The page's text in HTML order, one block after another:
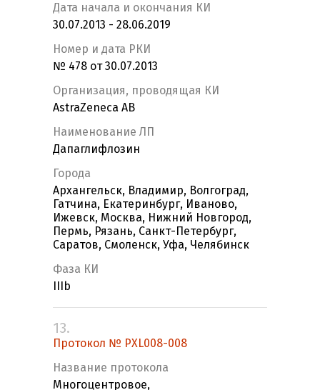
Дата начала и окончания КИ
30.07.2013 - 28.06.2019
Номер и дата РКИ
№ 478 от 30.07.2013
Организация, проводящая КИ
AstraZeneca AB
Наименование ЛП
Дапаглифлозин
Города
Архангельск, Владимир, Волгоград,
Гатчина, Екатеринбург, Иваново,
Ижевск, Москва, Нижний Новгород,
Пермь, Рязань, Санкт-Петербург,
Саратов, Смоленск, Уфа, Челябинск
Фаза КИ
IIIb
13.
Протокол № PXL008-008
Название протокола
Многоцентровое,